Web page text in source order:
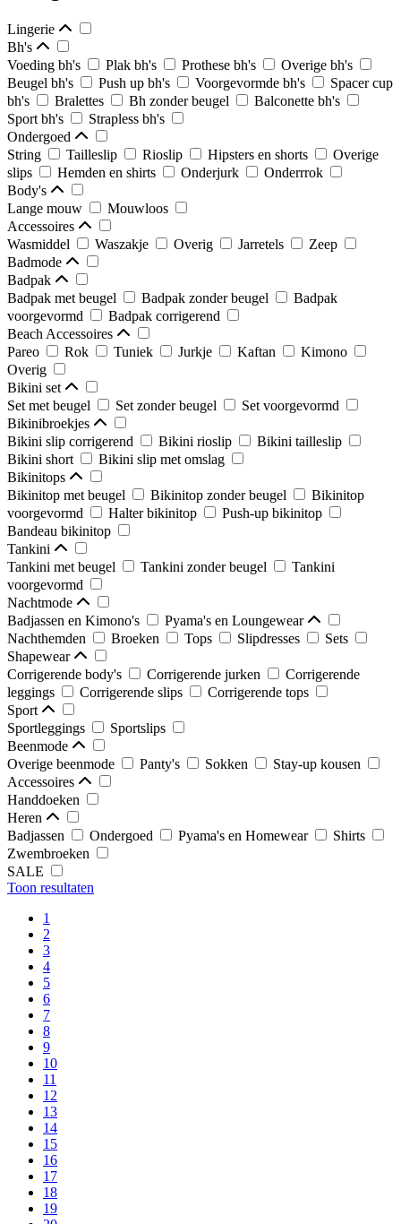
Lingerie
Bh's
Voeding bh's
Plak bh's Prothese bh's
Overige bh's
Beugel bh's
Push up bh's Voorgevormde bh's
Spacer cup
bh's
Bralettes Bh zonder beugel
Balconette bh's
Sport bh's
Strapless bh's
Ondergoed
String
Tailleslip Rioslip Hipsters en shorts
Overige
slips
Hemden en shirts Onderjurk
Onderrrok
Body's
Lange mouw
Mouwloos
Accessoires
Wasmiddel
Waszakje Overig Jarretels
Zeep
Badmode
Badpak
Badpak met beugel
Badpak zonder beugel
Badpak
voorgevormd
Badpak corrigerend
Beach Accessoires
Pareo
Rok Tuniek Jurkje Kaftan
Kimono
Overig
Bikini set
Set met beugel
Set zonder beugel
Set voorgevormd
Bikinibroekjes
Bikini slip corrigerend
Bikini rioslip
Bikini tailleslip
Bikini short
Bikini slip met omslag
Bikinitops
Bikinitop met beugel
Bikinitop zonder beugel
Bikinitop
voorgevormd
Halter bikinitop
Push-up bikinitop
Bandeau bikinitop
Tankini
Tankini met beugel
Tankini zonder beugel
Tankini
voorgevormd
Nachtmode
Badjassen en Kimono's
Pyama's en Loungewear
Nachthemden
Broeken Tops Slipdresses
Sets
Shapewear
Corrigerende body's
Corrigerende jurken
Corrigerende
leggings
Corrigerende slips
Corrigerende tops
Sport
Sportleggings
Sportslips
Beenmode
Overige beenmode
Panty's Sokken
Stay-up kousen
Accessoires
Handdoeken
Heren
Badjassen
Ondergoed Pyama's en Homewear
Shirts
Zwembroeken
SALE
Toon resultaten
1
2
3
4
5
6
7
8
9
10
11
12
13
14
15
16
17
18
19